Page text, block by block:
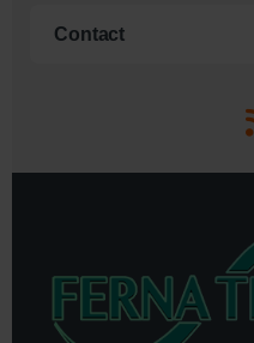
Contact